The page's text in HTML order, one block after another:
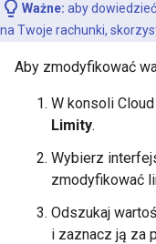
Ważne: aby
na Twoje rachunki,
Aby zmodyfikować
W konsoli
Limity.
Wybierz
zmodyfikować
Odszukaj
i zaznacz ją za